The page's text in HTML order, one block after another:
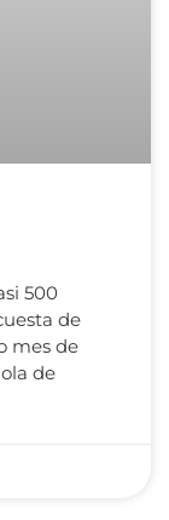
500
de
mes de
de